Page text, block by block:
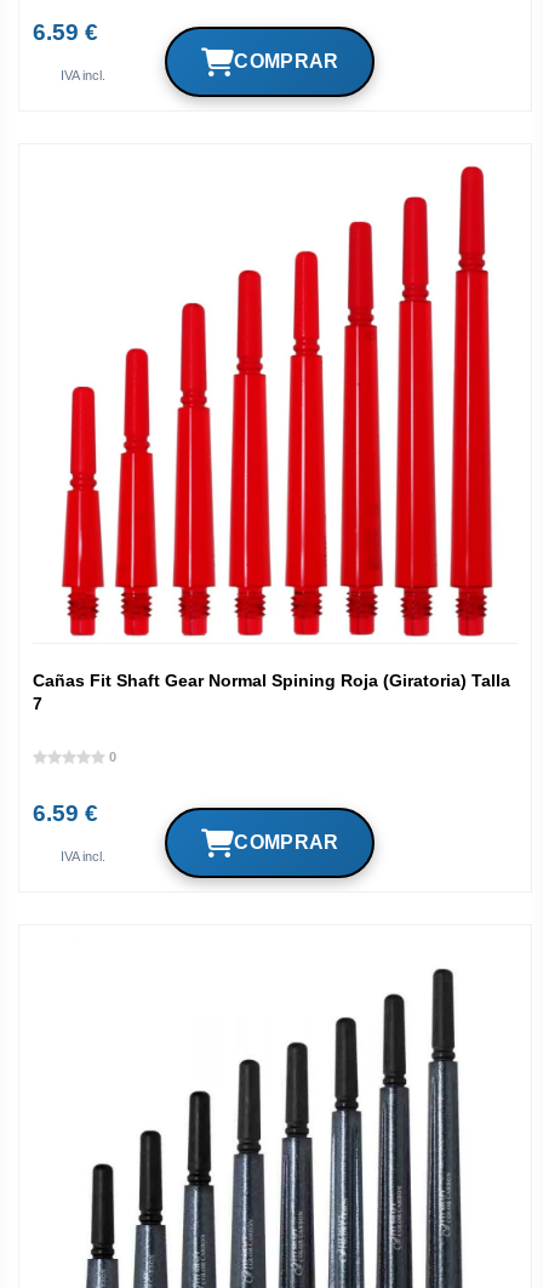
6.59 €
IVA incl.
Cañas Fit Shaft Gear Normal Spining Roja (Giratoria) Talla
7
0
6.59 €
IVA incl.